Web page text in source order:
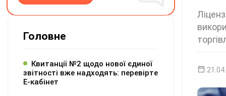
Головне
Квитанції №2 щодо нової єдиної
звітності вже надходять: перевірте
Е-кабінет